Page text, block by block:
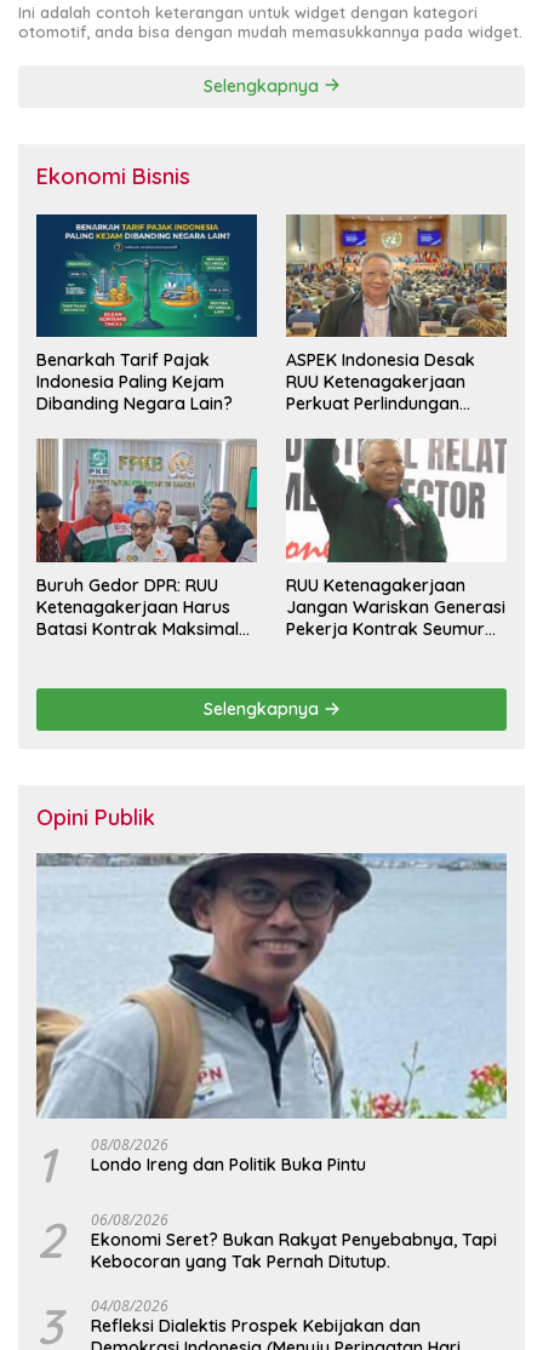
Ini adalah contoh keterangan untuk widget dengan kategori
otomotif, anda bisa dengan mudah memasukkannya pada widget.
Selengkapnya
Ekonomi Bisnis
Benarkah Tarif Pajak
Indonesia Paling Kejam
Dibanding Negara Lain?
ASPEK Indonesia Desak
RUU Ketenagakerjaan
Perkuat Perlindungan
Pesangon
Buruh Gedor DPR: RUU
Ketenagakerjaan Harus
Batasi Kontrak Maksimal
RUU Ketenagakerjaan
Jangan Wariskan Generasi
Pekerja Kontrak Seumur
Selengkapnya
Opini Publik
1 08/08/2026
Londo Ireng dan Politik Buka Pintu
2 06/08/2026
Ekonomi Seret? Bukan Rakyat Penyebabnya, Tapi
Kebocoran yang Tak Pernah Ditutup.
3 04/08/2026
Refleksi Dialektis Prospek Kebijakan dan